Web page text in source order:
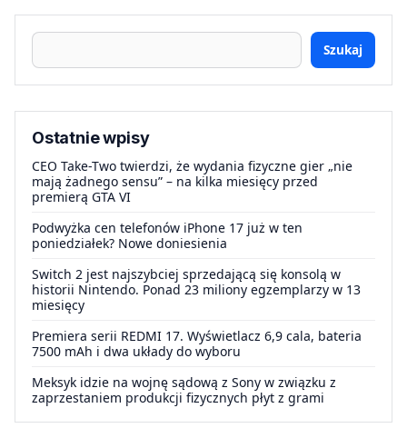
Szukaj
Ostatnie wpisy
CEO Take-Two twierdzi, że wydania fizyczne gier „nie
mają żadnego sensu” – na kilka miesięcy przed
premierą GTA VI
Podwyżka cen telefonów iPhone 17 już w ten
poniedziałek? Nowe doniesienia
Switch 2 jest najszybciej sprzedającą się konsolą w
historii Nintendo. Ponad 23 miliony egzemplarzy w 13
miesięcy
Premiera serii REDMI 17. Wyświetlacz 6,9 cala, bateria
7500 mAh i dwa układy do wyboru
Meksyk idzie na wojnę sądową z Sony w związku z
zaprzestaniem produkcji fizycznych płyt z grami